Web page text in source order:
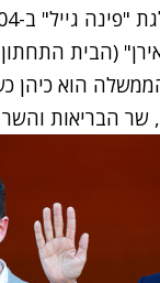
הוא כיהן
שר הבריאות